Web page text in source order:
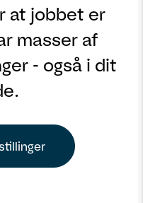
at jobbet er
masser af
- også i dit